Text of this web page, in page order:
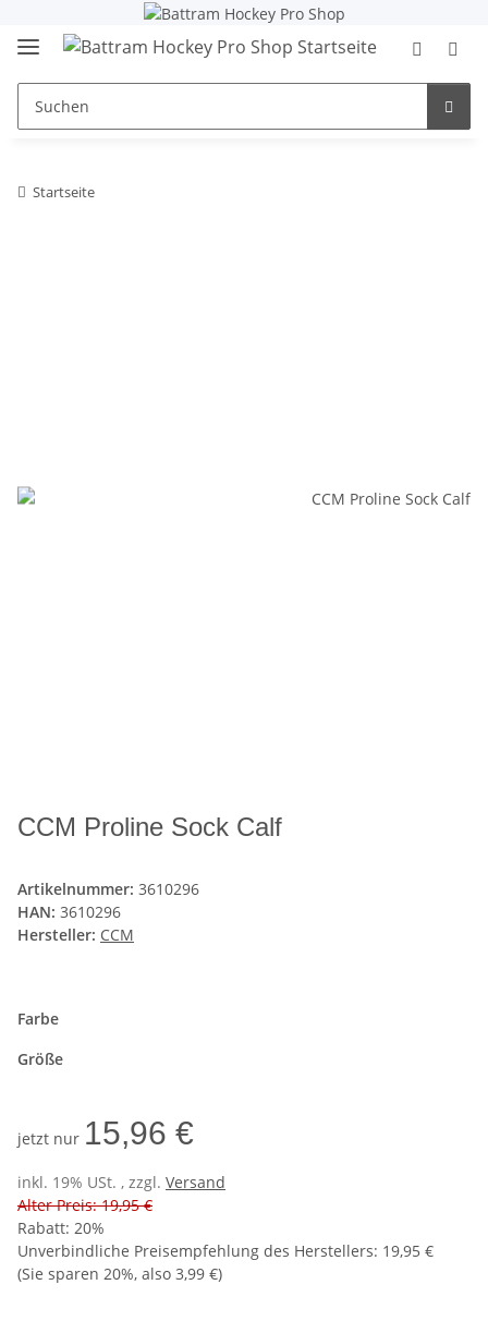
Startseite
CCM Proline Sock Calf
Artikelnummer: 3610296
HAN: 3610296
Hersteller: CCM
Farbe
Größe
jetzt nur 15,96 €
inkl. 19% USt. , zzgl. Versand
Alter Preis: 19,95 €
Rabatt: 20%
Unverbindliche Preisempfehlung des Herstellers: 19,95 €
(Sie sparen 20%, also 3,99 €)